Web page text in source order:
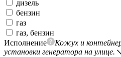
дизель
бензин
газ
газ, бензин
Исполнение
Кожух и
установки генератора на улице.